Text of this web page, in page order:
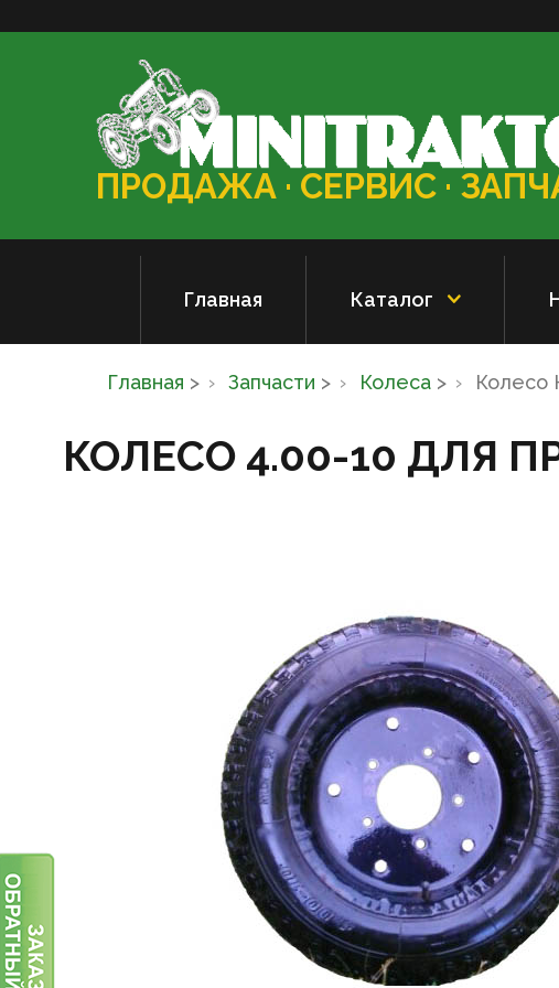
ПРОДАЖА · СЕРВИС ·
Главная Каталог
Главная > Запчасти > Колеса > Колесо
КОЛЕСО 4.00-10 ДЛЯ